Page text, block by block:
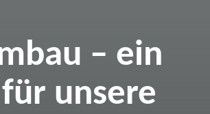
– ein
unsere